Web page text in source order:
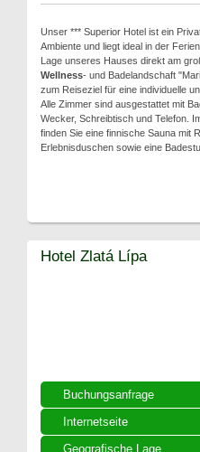
Unser *** Superior Hotel ist ein
Ambiente und liegt ideal in der
Lage unseres Hauses direkt am
Wellness- und Badelandschaft
zum Reiseziel für eine individuelle
Alle Zimmer sind ausgestattet mit
Wecker, Schreibtisch und Telefon.
finden Sie eine finnische Sauna mit
Erlebnisduschen sowie eine
Buchungsanfrage
Internetseite
Geografische Lage
Hotel Zlatá Lípa